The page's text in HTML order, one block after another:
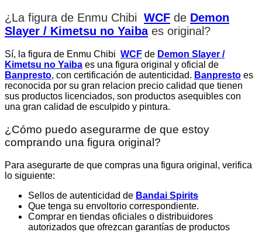
¿La figura de Enmu Chibi WCF de Demon
Slayer / Kimetsu no Yaibaes original ?
Sí, la figura de Enmu Chibi WCF de Demon Slayer /
Kimetsu no Yaiba es una figura original y oficial de
Banpresto, con certificación de autenticidad. Banpresto es
reconocida por su gran relacion precio calidad que tienen
sus productos licenciados, son productos asequibles con
una gran calidad de esculpido y pintura.
¿Cómo puedo asegurarme de que estoy
comprando una figura original?
Para asegurarte de que compras una figura original, verifica
lo siguiente:
Sellos de autenticidad de Bandai Spirits
Que tenga su envoltorio correspondiente.
Comprar en tiendas oficiales o distribuidores
autorizados que ofrezcan garantías de productos